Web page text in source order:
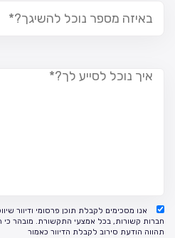
אנו מסכימים לקבלת תוכן פרסומי ודיוור
חברות קשורות, בכל אמצעי התקשורת. מובהר כי
תהווה הודעת סירוב לקבלת הדיוור כאמור